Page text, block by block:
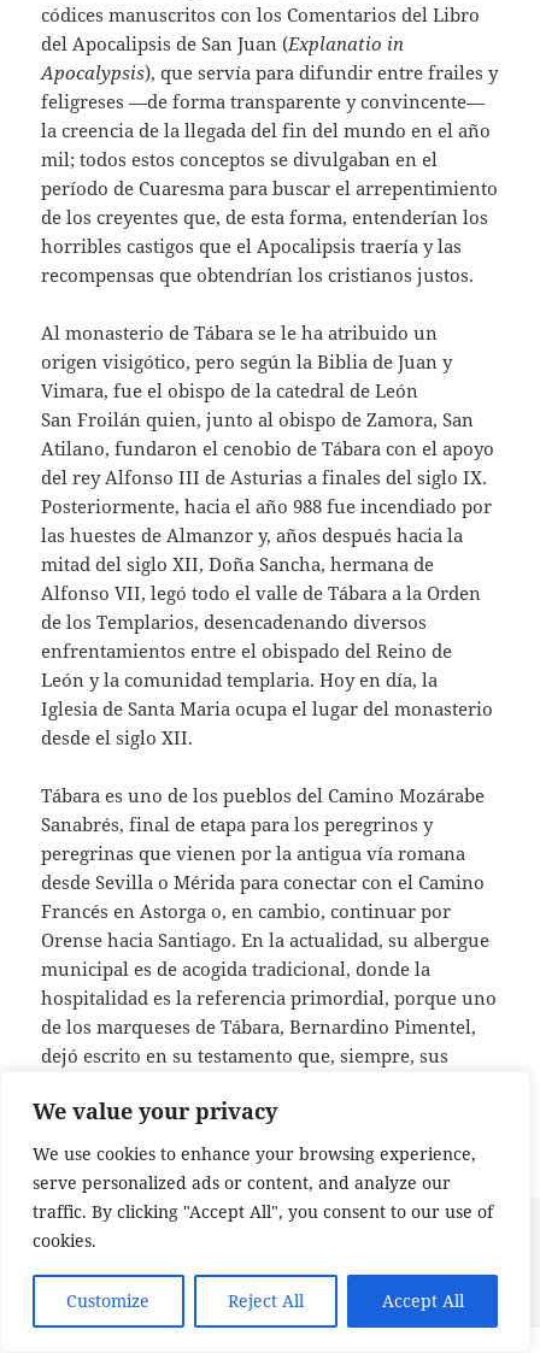
We value your privacy
We use cookies to enhance your browsing experience,
serve personalized ads or content, and analyze our
traffic. By clicking "Accept All", you consent to our use of
cookies.
Customize Reject All Accept All
códices manuscritos con los Comentarios del Libro
del Apocalipsis de San Juan (Explanatio in
Apocalypsis), que servía para difundir entre frailes y
feligreses —de forma transparente y convincente—
la creencia de la llegada del fin del mundo en el año
mil; todos estos conceptos se divulgaban en el
período de Cuaresma para buscar el arrepentimiento
de los creyentes que, de esta forma, entenderían los
horribles castigos que el Apocalipsis traería y las
recompensas que obtendrían los cristianos justos.
Al monasterio de Tábara se le ha atribuido un
origen visigótico, pero según la Biblia de Juan y
Vimara, fue el obispo de la catedral de León
San Froilán quien, junto al obispo de Zamora, San
Atilano, fundaron el cenobio de Tábara con el apoyo
del rey Alfonso III de Asturias a finales del siglo IX.
Posteriormente, hacia el año 988 fue incendiado por
las huestes de Almanzor y, años después hacia la
mitad del siglo XII, Doña Sancha, hermana de
Alfonso VII, legó todo el valle de Tábara a la Orden
de los Templarios, desencadenando diversos
enfrentamientos entre el obispado del Reino de
León y la comunidad templaria. Hoy en día, la
Iglesia de Santa Maria ocupa el lugar del monasterio
desde el siglo XII.
Tábara es uno de los pueblos del Camino Mozárabe
Sanabrés, final de etapa para los peregrinos y
peregrinas que vienen por la antigua vía romana
desde Sevilla o Mérida para conectar con el Camino
Francés en Astorga o, en cambio, continuar por
Orense hacia Santiago. En la actualidad, su albergue
municipal es de acogida tradicional, donde la
hospitalidad es la referencia primordial, porque uno
de los marqueses de Tábara, Bernardino Pimentel,
dejó escrito en su testamento que, siempre, sus
peregrinas en su casa.
Publicado
el
8 de febrero de 2024 Etiquetas
Beato de Tábara
Camino Fonseca
Mozarabe Sanabres, Chemin Saint Jacques,Cuentos Peregrinos,
Magius,San Froilán Deja un comentario en La paz es la